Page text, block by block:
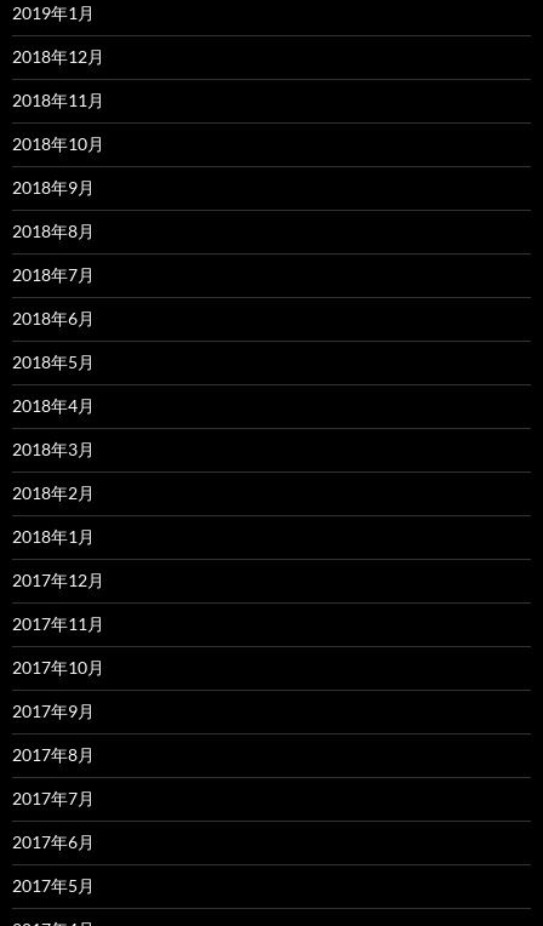
2019年1月
2018年12月
2018年11月
2018年10月
2018年9月
2018年8月
2018年7月
2018年6月
2018年5月
2018年4月
2018年3月
2018年2月
2018年1月
2017年12月
2017年11月
2017年10月
2017年9月
2017年8月
2017年7月
2017年6月
2017年5月